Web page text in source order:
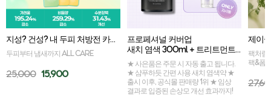
지성? 건성? 내 두피 처방전 카밍세라 골라담기
두피부터 냄새까지 ALL CARE
25,000 15,900
프로페셔널 커버업
새치 염색 300ml + 트리트먼트 50ml 증정
★ 사은품은 주문 시 자동 출고 됩니다.
★ 샴푸하듯 간편 사용 새치 염색약 ★
출시 이후, 공식몰 판매량 1위 ★ 임상
결과로 입증된 손상모 개선 효과까지!
팩처럼
팩&폼